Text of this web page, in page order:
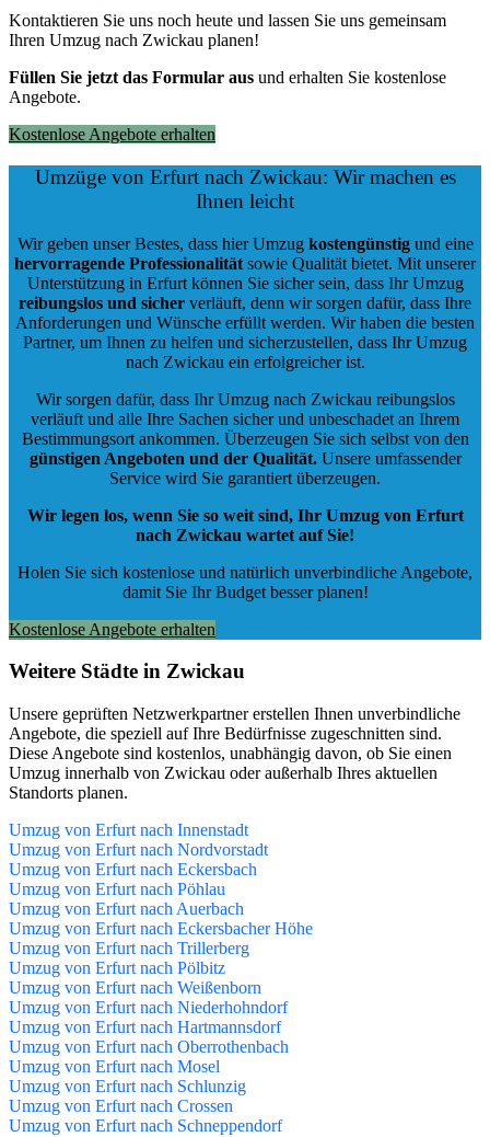
Kontaktieren Sie uns noch heute und lassen Sie uns gemeinsam
Ihren Umzug nach Zwickau planen!
Füllen Sie jetzt das Formular aus und erhalten Sie kostenlose
Angebote.
Kostenlose Angebote erhalten
Umzüge von Erfurt nach Zwickau: Wir machen es
Ihnen leicht
Wir geben unser Bestes, dass hier Umzug kostengünstigund eine
hervorragende Professionalität sowie Qualität bietet. Mit unserer
Unterstützung in Erfurt können Sie sicher sein, dass Ihr Umzug
reibungslos und sicher verläuft, denn wir sorgen dafür, dass Ihre
Anforderungen und Wünsche erfüllt werden. Wir haben die besten
Partner, um Ihnen zu helfen und sicherzustellen, dass Ihr Umzug
nach Zwickau ein erfolgreicher ist.
Wir sorgen dafür, dass Ihr Umzug nach Zwickau reibungslos
verläuft und alle Ihre Sachen sicher und unbeschadet an Ihrem
Bestimmungsort ankommen. Überzeugen Sie sich selbst von den
günstigen Angeboten und der Qualität.Unsere umfassender
Service wird Sie garantiert überzeugen.
Wir legen los, wenn Sie so weit sind, Ihr Umzug von Erfurt
nach Zwickau wartet auf Sie!
Holen Sie sich kostenlose und natürlich unverbindliche Angebote,
damit Sie Ihr Budget besser planen!
Kostenlose Angebote erhalten
Weitere Städte in Zwickau
Unsere geprüften Netzwerkpartner erstellen Ihnen unverbindliche
Angebote, die speziell auf Ihre Bedürfnisse zugeschnitten sind.
Diese Angebote sind kostenlos, unabhängig davon, ob Sie einen
Umzug innerhalb von Zwickau oder außerhalb Ihres aktuellen
Standorts planen.
Umzug von Erfurt nach Innenstadt
Umzug von Erfurt nach Nordvorstadt
Umzug von Erfurt nach Eckersbach
Umzug von Erfurt nach Pöhlau
Umzug von Erfurt nach Auerbach
Umzug von Erfurt nach Eckersbacher Höhe
Umzug von Erfurt nach Trillerberg
Umzug von Erfurt nach Pölbitz
Umzug von Erfurt nach Weißenborn
Umzug von Erfurt nach Niederhohndorf
Umzug von Erfurt nach Hartmannsdorf
Umzug von Erfurt nach Oberrothenbach
Umzug von Erfurt nach Mosel
Umzug von Erfurt nach Schlunzig
Umzug von Erfurt nach Crossen
Umzug von Erfurt nach Schneppendorf